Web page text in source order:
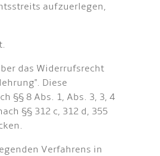
aufzuerlegen,
das Widerrufsrecht
Diese
§§ 8 Abs. 1, Abs. 3, 3, 4
§§ 312 c, 312 d, 355
Verfahrens in